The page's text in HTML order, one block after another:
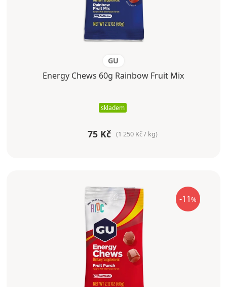
GU
Energy Chews 60g Rainbow Fruit Mix
skladem
75 Kč (1 250 Kč / kg)
-11%